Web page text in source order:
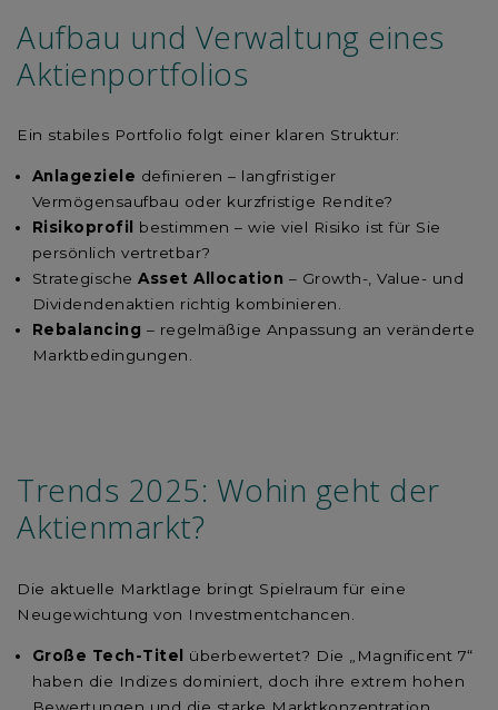
Aufbau und Verwaltung eines
Aktienportfolios
Ein stabiles Portfolio folgt einer klaren Struktur:
Anlageziele definieren – langfristiger
Vermögensaufbau oder kurzfristige Rendite?
Risikoprofil
bestimmen – wie viel Risiko ist für Sie
persönlich vertretbar?
StrategischeAsset Allocation – Growth-, Value- und
Dividendenaktien richtig kombinieren.
Rebalancing – regelmäßige Anpassung an veränderte
Marktbedingungen.
Trends 2025: Wohin geht der
Aktienmarkt?
Die aktuelle Marktlage bringt Spielraum für eine
Neugewichtung von Investmentchancen.
Große Tech-Titel
überbewertet? Die „Magnificent 7“
haben die Indizes dominiert, doch ihre extrem hohen
Bewertungen und die starke Marktkonzentration